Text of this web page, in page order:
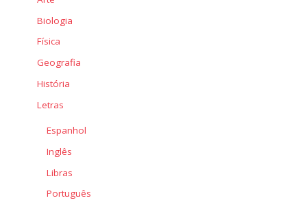
Biologia
Física
Geografia
História
Letras
Espanhol
Inglês
Libras
Português